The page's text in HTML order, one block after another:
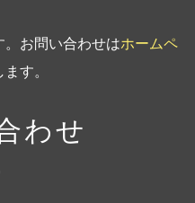
。お問い合わせはホームペ
す。
わせ